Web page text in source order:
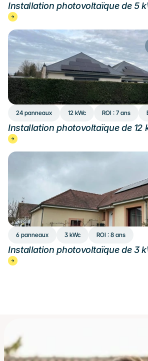
Installation photovoltaïque de 5
24 panneaux 12 kWc ROI : 7 ans
Installation photovoltaïque de 12
6 panneaux 3 kWc ROI : 8 ans
Installation photovoltaïque de 3